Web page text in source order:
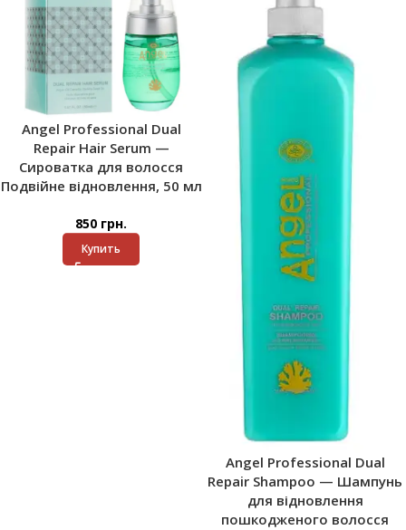
Angel Professional Dual
Repair Hair Serum —
Сироватка для волосся
Подвійне відновлення, 50 мл
850 грн.
Купить
Angel Professional Dual
Repair Shampoo — Шампунь
для відновлення
пошкодженого волосся